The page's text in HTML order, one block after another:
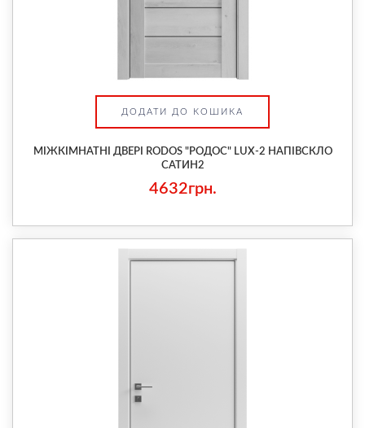
ДОДАТИ ДО КОШИКА
МІЖКІМНАТНІ ДВЕРІ RODOS "РОДОС" LUX-2 НАПІВСКЛО
САТИН2
4632грн.